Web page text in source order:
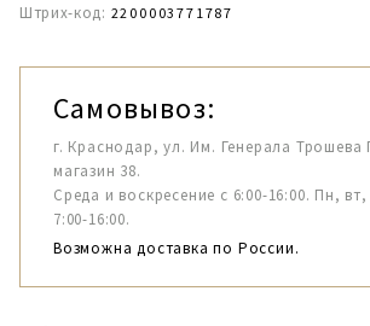
Штрих-код: 2200003771787
Самовывоз:
г. Краснодар, ул. Им. Генерала Трошева
магазин 38.
Среда и воскресение с 6:00-16:00. Пн,
7:00-16:00.
Возможна доставка по России.